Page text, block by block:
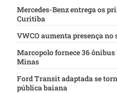
Mercedes-Benz entrega os
Curitiba
VWCO aumenta presença no
Marcopolo fornece 36 ônibus
Minas
Ford Transit adaptada se
pública baiana